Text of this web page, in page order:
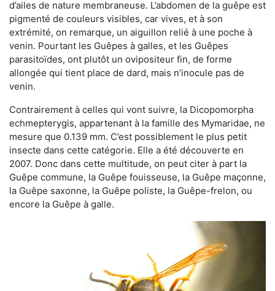
d’ailes de nature membraneuse. L’abdomen de la guêpe est
pigmenté de couleurs visibles, car vives, et à son
extrémité, on remarque, un aiguillon relié à une poche à
venin. Pourtant les Guêpes à galles, et les Guêpes
parasitoïdes, ont plutôt un ovipositeur fin, de forme
allongée qui tient place de dard, mais n’inocule pas de
venin.
Contrairement à celles qui vont suivre, la Dicopomorpha
echmepterygis, appartenant à la famille des Mymaridae, ne
mesure que 0.139 mm. C’est possiblement le plus petit
insecte dans cette catégorie. Elle a été découverte en
2007. Donc dans cette multitude, on peut citer à part la
Guêpe commune, la Guêpe fouisseuse, la Guêpe maçonne,
la Guêpe saxonne, la Guêpe poliste, la Guêpe-frelon, ou
encore la Guêpe à galle.